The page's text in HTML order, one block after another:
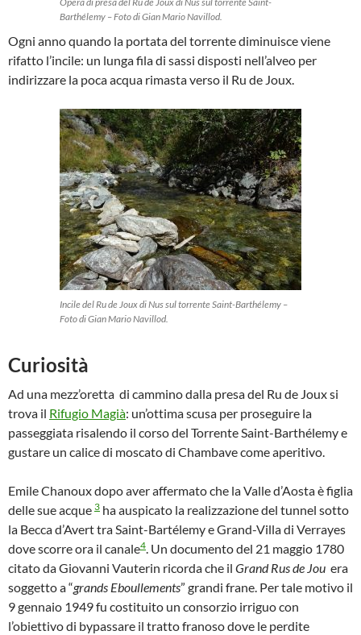
Barthélemy – Foto di Gian Mario Navillod.
Ogni anno quando la portata del torrente diminuisce viene
rifatto l’incile: un lunga fila di sassi disposti nell’alveo per
indirizzare la poca acqua rimasta verso il Ru de Joux.
Incile del Ru de Joux di Nus sul torrente Saint-Barthélemy –
Foto di Gian Mario Navillod.
Curiosità
Ad una mezz’oretta di cammino dalla presa del Ru de Joux si
trova il Rifugio Magià: un’ottima scusa per proseguire la
passeggiata risalendo il corso del Torrente Saint-Barthélemy e
gustare un calice di moscato di Chambave come aperitivo.
Emile Chanoux dopo aver affermato che la Valle d’Aosta è figlia
delle sue acque 3 ha auspicato la realizzazione del tunnel sotto
la Becca d’Avert tra Saint-Bartélemy e Grand-Villa di Verrayes
dove scorre ora il canale4. Un documento del 21 maggio 1780
citato da Giovanni Vauterin ricorda che il Grand Rus de Jou era
soggetto a “grands Eboullements” grandi frane. Per tale motivo il
9 gennaio 1949 fu costituito un consorzio irriguo con
l’obiettivo di bypassare il tratto franoso dove le perdite